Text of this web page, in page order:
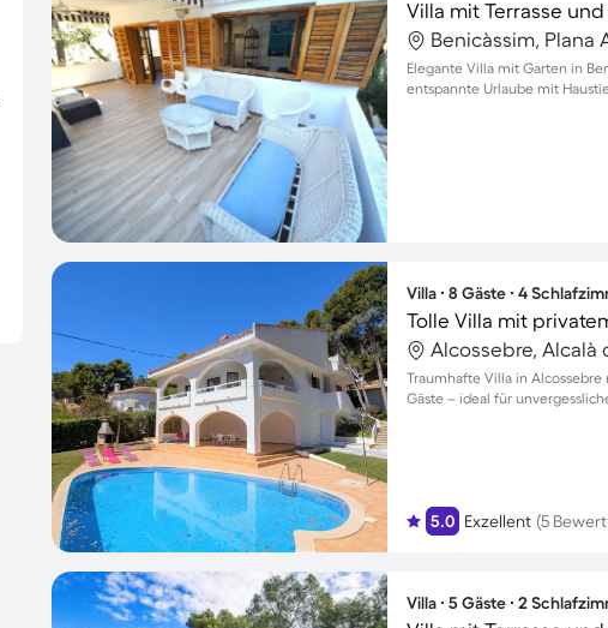
Benicàssim, Plana
Elegante Villa mit Garten in
entspannte Urlaube mit
Villa ∙ 8 Gäste ∙ 4
Alcossebre, Alcalà
Traumhafte Villa in
Gäste – ideal für
5.0 Exzellent (5
Villa ∙ 5 Gäste ∙ 2